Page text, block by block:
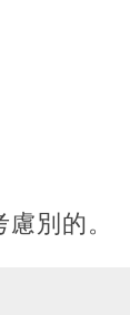
別的。